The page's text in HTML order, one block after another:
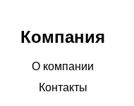
Компания
О компании
Контакты